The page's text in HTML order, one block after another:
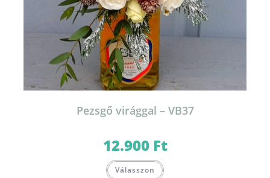
Pezsgő virággal – VB37
12.900 Ft
Válasszon